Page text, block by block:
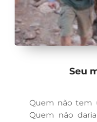
Seu
Quem não tem
Quem não